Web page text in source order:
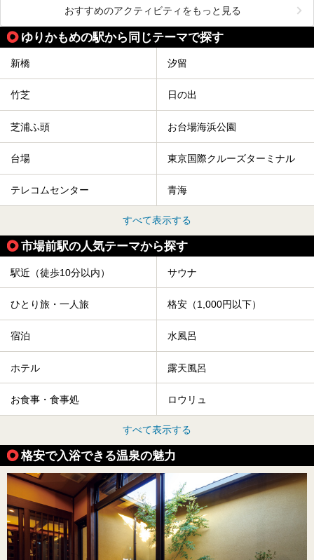
おすすめのアクティビティをもっと見る
ゆりかもめの駅から同じテーマで探す
新橋 汐留
竹芝 日の出
芝浦ふ頭 お台場海浜公園
台場 東京国際クルーズターミナル
テレコムセンター 青海
すべて表示する
市場前駅の人気テーマから探す
駅近（徒歩10分以内） サウナ
ひとり旅・一人旅 格安（1,000円以下）
宿泊 水風呂
ホテル 露天風呂
お食事・食事処 ロウリュ
すべて表示する
格安で入浴できる温泉の魅力